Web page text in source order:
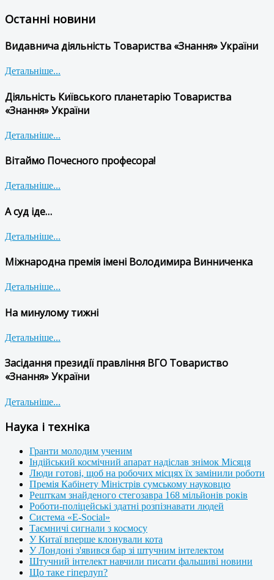
Останні новини
Видавнича діяльність Товариства «Знання» України
Детальніше...
Діяльність Київського планетарію Товариства
«Знання» України
Детальніше...
Вітаймо Почесного професора!
Детальніше...
А суд іде…
Детальніше...
Міжнародна премія імені Володимира Винниченка
Детальніше...
На минулому тижні
Детальніше...
Засідання президії правління ВГО Товариство
«Знання» України
Детальніше...
Наука і техніка
Гранти молодим ученим
Індійський космічний апарат надіслав знімок Місяця
Люди готові, щоб на робочих місцях їх замінили роботи
Премія Кабінету Міністрів сумському науковцю
Решткам знайденого стегозавра 168 мільйонів років
Роботи-поліцейські здатні розпізнавати людей
Система «E-Social»
Таємничі сигнали з космосу
У Китаї вперше клонували кота
У Лондоні з'явився бар зі штучним інтелектом
Штучний інтелект навчили писати фальшиві новини
Що таке гіперлуп?